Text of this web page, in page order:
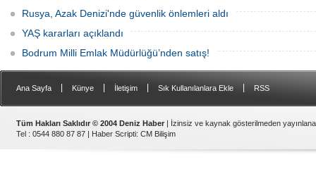
Rusya, Azak Denizi'nde güvenlik önlemleri aldı
YAŞ kararları açıklandı
Bodrum Milli Emlak Müdürlüğü’nden satış!
Ana Sayfa Künye İletişim Sık Kullanılanlara Ekle RSS
Tüm Hakları Saklıdır © 2004 Deniz Haber | İzinsiz ve kaynak gösterilmeden
Tel : 0544 880 87 87 | Haber Scripti: CM Bilişim